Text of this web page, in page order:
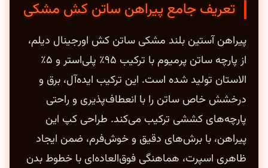
تعریف جامع پیراهن ساتن کش مشکی
پیراهن آستین بلند مشکی ساتن کش اورجینال دیلم،
از پارچه ساتن پرمیوم با ترکیب ۹۵٪ پلی‌استر و ۵٪
الاستان تولید شده است. این ترکیب ایده‌آل، برق و
درخشش خاص ساتن را با انعطاف‌پذیری و راحتی
پارچه‌های کششی ترکیب می‌کند. طراحی کپ این
پیراهن، با برش‌های دقیق و خوش‌فرم، ضمن ایجاد
ظاهری اسپرت، هماهنگی فوق‌العاده‌ای با خطوط بدن